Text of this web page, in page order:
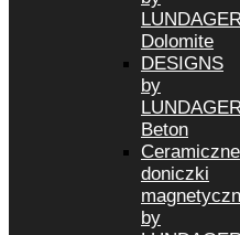
Dolomite
DESIGNS
by
Beton
Ceramiczne
doniczki
by